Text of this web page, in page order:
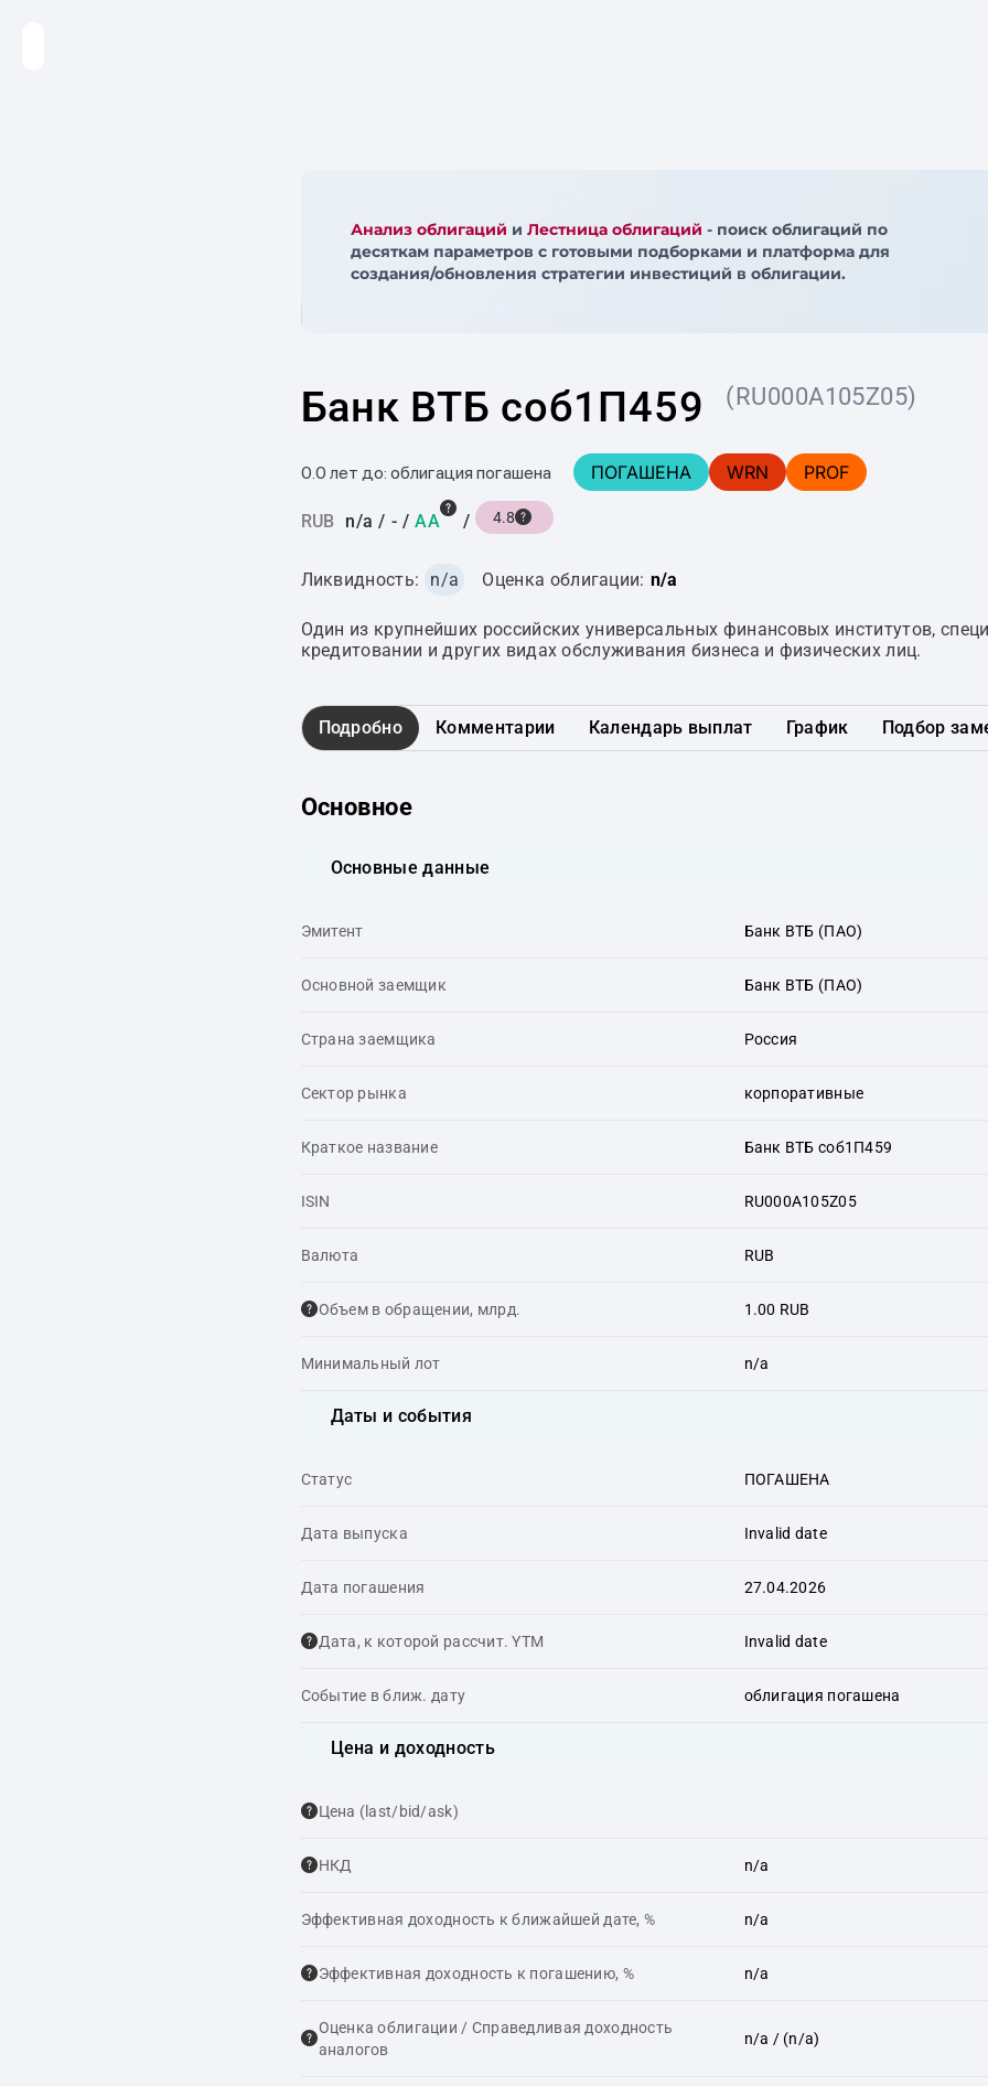
Анализ облигаций и Лестница облигаций - поиск облигаций по
десяткам параметров с готовыми подборками и платформа для
создания/обновления стратегии инвестиций в облигации.
Банк ВТБ соб1П459 (RU000A105Z05)
0.0 лет до: облигация погашена ПОГАШЕНА WRN PROF
RUB n/a / - / AA / 4.8
Ликвидность: n/a Оценка облигации: n/a
Один из крупнейших российских универсальных финансовых институтов,
кредитовании и других видах обслуживания бизнеса и физических лиц.
Подробно Комментарии Календарь выплат График Подбор
Основное
Основные данные
Эмитент Банк ВТБ (ПАО)
Основной заемщик Банк ВТБ (ПАО)
Страна заемщика Россия
Сектор рынка корпоративные
Краткое название Банк ВТБ соб1П459
ISIN RU000A105Z05
Валюта RUB
Объем в обращении, млрд. 1.00 RUB
Минимальный лот n/a
Даты и события
Статус ПОГАШЕНА
Дата выпуска Invalid date
Дата погашения 27.04.2026
Дата, к которой рассчит. YTM Invalid date
Событие в ближ. дату облигация погашена
Цена и доходность
Цена (last/bid/ask)
НКД n/a
Эффективная доходность к ближайшей дате, % n/a
Эффективная доходность к погашению, % n/a
Оценка облигации / Справедливая доходность
аналогов
n/a / (n/a)